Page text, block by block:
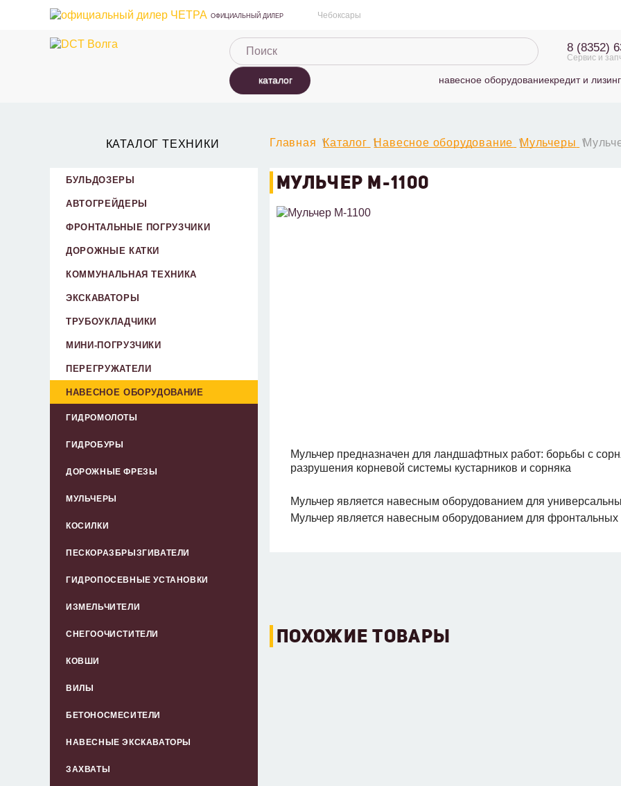
ОФИЦИАЛЬНЫЙ ДИЛЕР Чебоксары
8 (8352)
Сервис и
каталог навесное оборудованиекредит и лизинг
КАТАЛОГ ТЕХНИКИ
БУЛЬДОЗЕРЫ
АВТОГРЕЙДЕРЫ
ФРОНТАЛЬНЫЕ ПОГРУЗЧИКИ
ДОРОЖНЫЕ КАТКИ
КОММУНАЛЬНАЯ ТЕХНИКА
ЭКСКАВАТОРЫ
ТРУБОУКЛАДЧИКИ
МИНИ-ПОГРУЗЧИКИ
ПЕРЕГРУЖАТЕЛИ
НАВЕСНОЕ ОБОРУДОВАНИЕ
ГИДРОМОЛОТЫ
ГИДРОБУРЫ
ДОРОЖНЫЕ ФРЕЗЫ
МУЛЬЧЕРЫ
КОСИЛКИ
ПЕСКОРАЗБРЫЗГИВАТЕЛИ
ГИДРОПОСЕВНЫЕ УСТАНОВКИ
ИЗМЕЛЬЧИТЕЛИ
СНЕГООЧИСТИТЕЛИ
КОВШИ
ВИЛЫ
БЕТОНОСМЕСИТЕЛИ
НАВЕСНЫЕ ЭКСКАВАТОРЫ
ЗАХВАТЫ
Главная Каталог Навесное оборудование Мульчеры
МУЛЬЧЕР М-1100
Мульчер предназначен для ландшафтных работ: борьбы с
разрушения корневой системы кустарников и сорняка
Мульчер является навесным оборудованием для
Мульчер является навесным оборудованием для фронтальных
ПОХОЖИЕ ТОВАРЫ